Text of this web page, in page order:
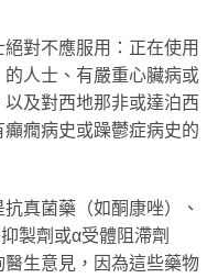
對不應服用：正在使用
人士、有嚴重心臟病或
及對西地那非或達泊西
癇病史或躁鬱症病史的
真菌藥（如酮康唑）、
製劑或α受體阻滯劑
醫生意見，因為這些藥物